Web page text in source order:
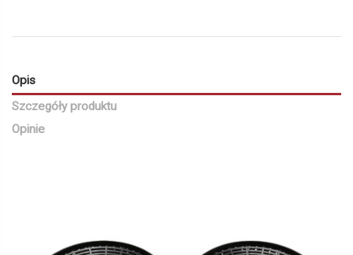
Opis
Szczegóły produktu
Opinie